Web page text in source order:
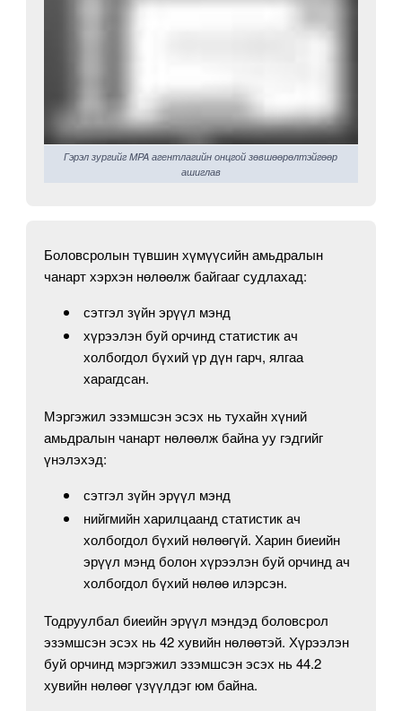
Гэрэл зургийг MPA агентлагийн онцгой зөвшөөрөлтэйгөөр
ашиглав
Боловсролын түвшин хүмүүсийн амьдралын
чанарт хэрхэн нөлөөлж байгааг судлахад:
сэтгэл зүйн эрүүл мэнд
хүрээлэн буй орчинд статистик ач
холбогдол бүхий үр дүн гарч, ялгаа
харагдсан.
Мэргэжил эзэмшсэн эсэх нь тухайн хүний
амьдралын чанарт нөлөөлж байна уу гэдгийг
үнэлэхэд:
сэтгэл зүйн эрүүл мэнд
нийгмийн харилцаанд статистик ач
холбогдол бүхий нөлөөгүй. Харин биеийн
эрүүл мэнд болон хүрээлэн буй орчинд ач
холбогдол бүхий нөлөө илэрсэн.
Тодруулбал биеийн эрүүл мэндэд боловсрол
эзэмшсэн эсэх нь 42 хувийн нөлөөтэй. Хүрээлэн
буй орчинд мэргэжил эзэмшсэн эсэх нь 44.2
хувийн нөлөөг үзүүлдэг юм байна.